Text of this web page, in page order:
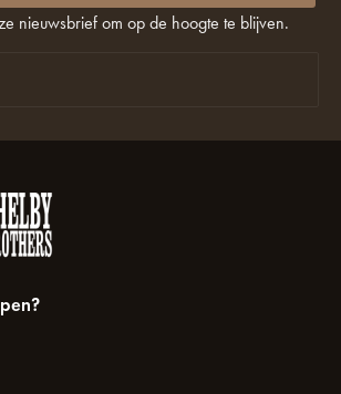
nieuwsbrief om op de hoogte te blijven.